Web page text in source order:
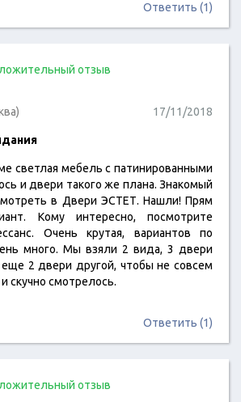
Ответить (1)
отзыв
17/11/2018
светлая мебель с патинированными
и двери такого же плана. Знакомый
в Двери ЭСТЕТ. Нашли! Прям
Кому интересно, посмотрите
Очень крутая, вариантов по
много. Мы взяли 2 вида, 3 двери
2 двери другой, чтобы не совсем
скучно смотрелось.
Ответить (1)
отзыв